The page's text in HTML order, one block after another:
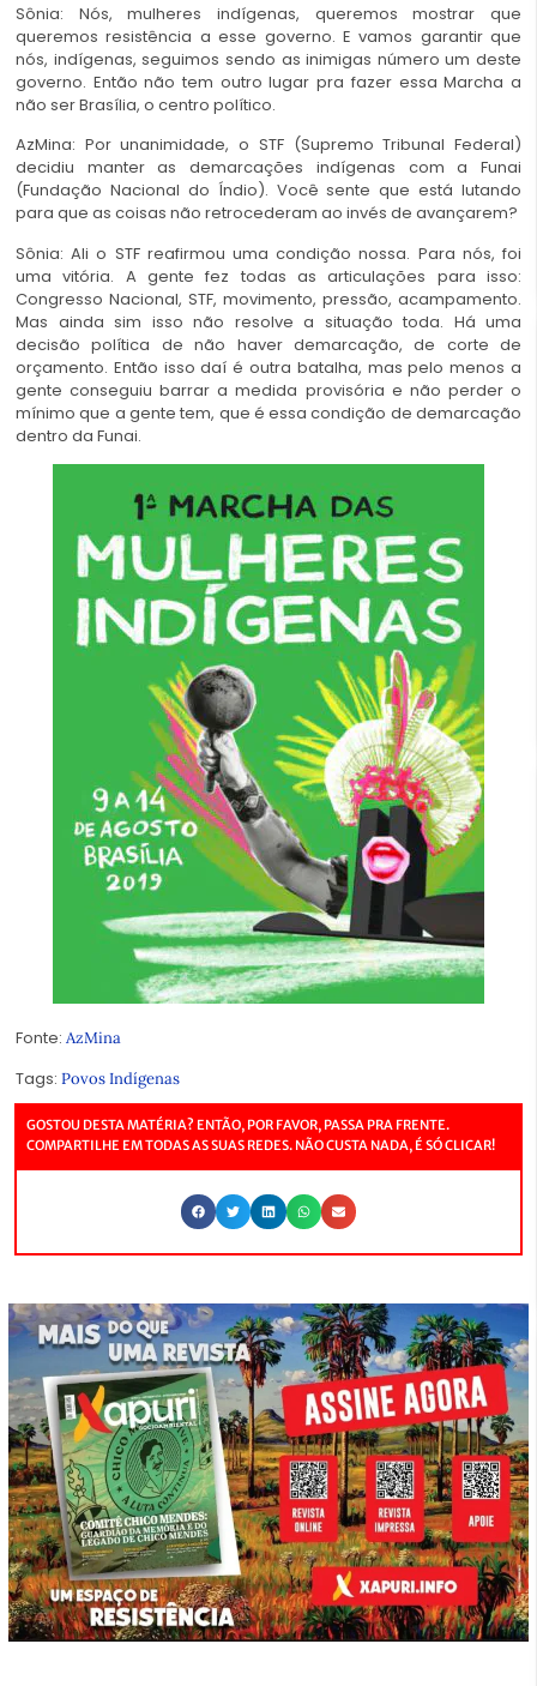
Sônia: Nós, mulheres indígenas, queremos mostrar que
queremos resistência a esse governo. E vamos garantir que
nós, indígenas, seguimos sendo as inimigas número um deste
governo. Então não tem outro lugar pra fazer essa Marcha a
não ser Brasília, o centro político.
AzMina: Por unanimidade, o STF (Supremo Tribunal Federal)
decidiu manter as demarcações indígenas com a Funai
(Fundação Nacional do Índio). Você sente que está lutando
para que as coisas não retrocederam ao invés de avançarem?
Sônia: Ali o STF reafirmou uma condição nossa. Para nós, foi
uma vitória. A gente fez todas as articulações para isso:
Congresso Nacional, STF, movimento, pressão, acampamento.
Mas ainda sim isso não resolve a situação toda. Há uma
decisão política de não haver demarcação, de corte de
orçamento. Então isso daí é outra batalha, mas pelo menos a
gente conseguiu barrar a medida provisória e não perder o
mínimo que a gente tem, que é essa condição de demarcação
dentro da Funai.
Fonte: AzMina
Tags: Povos Indígenas
GOSTOU DESTA MATÉRIA? ENTÃO, POR FAVOR, PASSA PRA FRENTE.
COMPARTILHE EM TODAS AS SUAS REDES. NÃO CUSTA NADA, É SÓ CLICAR!